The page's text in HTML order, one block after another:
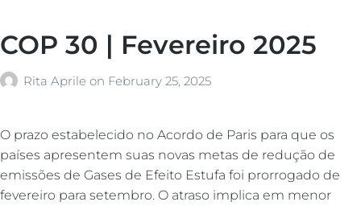
COP 30 | Fevereiro 2025
Rita Aprile on February 25, 2025
O prazo estabelecido no Acordo de Paris para que os
países apresentem suas novas metas de redução de
emissões de Gases de Efeito Estufa foi prorrogado de
fevereiro para setembro. O atraso implica em menor